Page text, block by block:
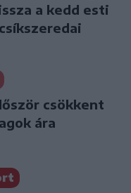
a kedd esti
csökkent
ára